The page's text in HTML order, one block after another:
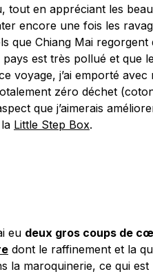
tout en appréciant les
encore une fois les
que Chiang Mai regorgent
est très pollué et que
voyage, j’ai emporté avec
zéro déchet
que j’aimerais
Little Step Box.
eu deux gros coups de
dont le raffinement et la
la maroquinerie, ce qui